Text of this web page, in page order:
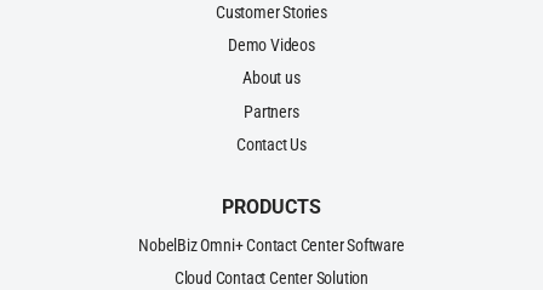
Customer Stories
Demo Videos
About us
Partners
Contact Us
PRODUCTS
NobelBiz Omni+ Contact Center Software
Cloud Contact Center Solution